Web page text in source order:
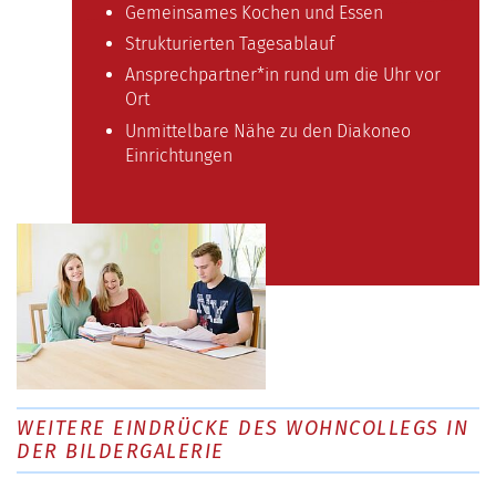
Gemeinsames Kochen und Essen
Strukturierten Tagesablauf
Ansprechpartner*in rund um die Uhr vor
Ort
Unmittelbare Nähe zu den Diakoneo
Einrichtungen
WEITERE EINDRÜCKE DES WOHNCOLLEGS IN
DER BILDERGALERIE